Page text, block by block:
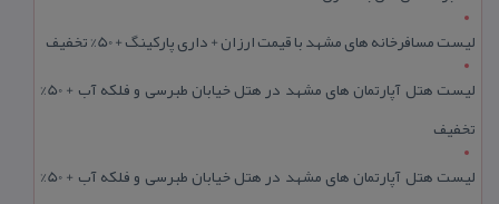
لیست مسافرخانه های مشهد با قیمت ارزان + داری پارکینگ + 50% تخفیف
لیست هتل آپارتمان های مشهد در هتل خیابان طبرسی و فلکه آب + 50%
تخفیف
لیست هتل آپارتمان های مشهد در هتل خیابان طبرسی و فلکه آب + 50%